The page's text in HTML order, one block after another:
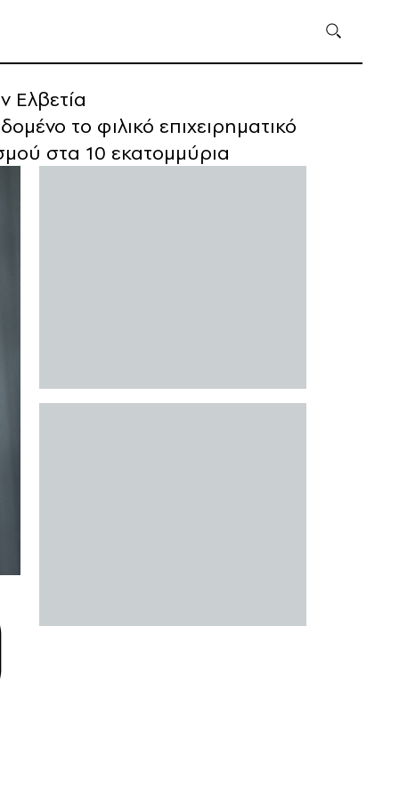
Ελβετία
το φιλικό επιχειρηματικό
στα 10 εκατομμύρια